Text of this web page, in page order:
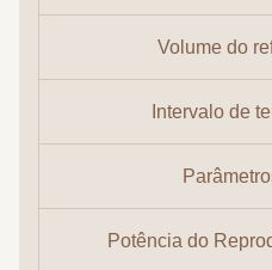
Volume do
Intervalo de
Potência do